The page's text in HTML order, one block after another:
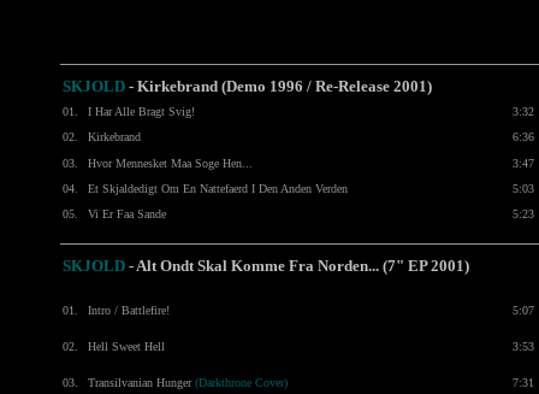
SKJOLD - Kirkebrand (Demo 1996 / Re-Release 2001)
01. I Har Alle Bragt Svig!
3:32
02.
Kirkebrand
6:36
03.
Hvor Mennesket Maa Soge Hen...
3:47
04.
Et Skjaldedigt Om En Nattefaerd I Den Anden Verden
5:03
05.
Vi Er Faa Sande 5:23
SKJOLD - Alt Ondt Skal Komme Fra Norden... (7" EP 2001)
01. Intro / Battlefire! 5:07
02. Hell Sweet Hell 3:53
03. Transilvanian Hunger(Darkthrone Cover) 7:31